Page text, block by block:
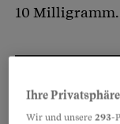
10 Milligramm.
Ihre
Wir und unsere293-